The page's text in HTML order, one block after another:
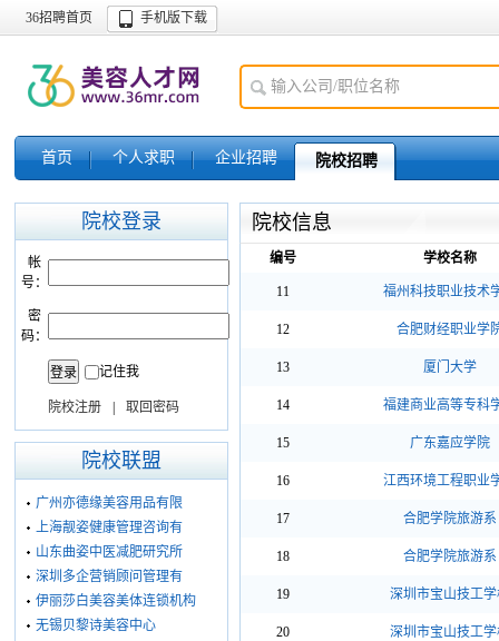
36招聘首页 手机版下载
首页 个人求职 企业招聘 院校招聘
院校登录
帐
号：
密
码：
记住我
院校注册 取回密码
院校联盟
广州亦德缘美容用品有限
上海靓姿健康管理咨询有
山东曲姿中医减肥研究所
深圳多企营销顾问管理有
伊丽莎白美容美体连锁机构
无锡贝黎诗美容中心
院校信息
编号 学校名称
11 福州科技职业技术
12 合肥财经职业学
13 厦门大学
14 福建商业高等专科
15 广东嘉应学院
16 江西环境工程职业
17 合肥学院旅游系
18 合肥学院旅游系
19 深圳市宝山技工
20 深圳市宝山技工